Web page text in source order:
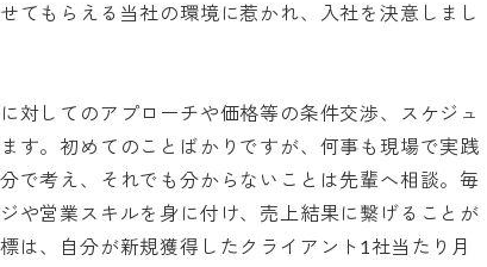
てもらえる当社の環境に惹かれ、入社を決意しまし
対してのアプローチや価格等の条件交渉、スケジュ
す。初めてのことばかりですが、何事も現場で実践
で考え、それでも分からないことは先輩へ相談。毎
や営業スキルを身に付け、売上結果に繋げることが
は、自分が新規獲得したクライアント1社当たり月